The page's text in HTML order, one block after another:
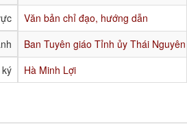
Văn bản chỉ đạo, hướng dẫn
Ban Tuyên giáo Tỉnh ủy Thái Nguyên
Hà Minh Lợi